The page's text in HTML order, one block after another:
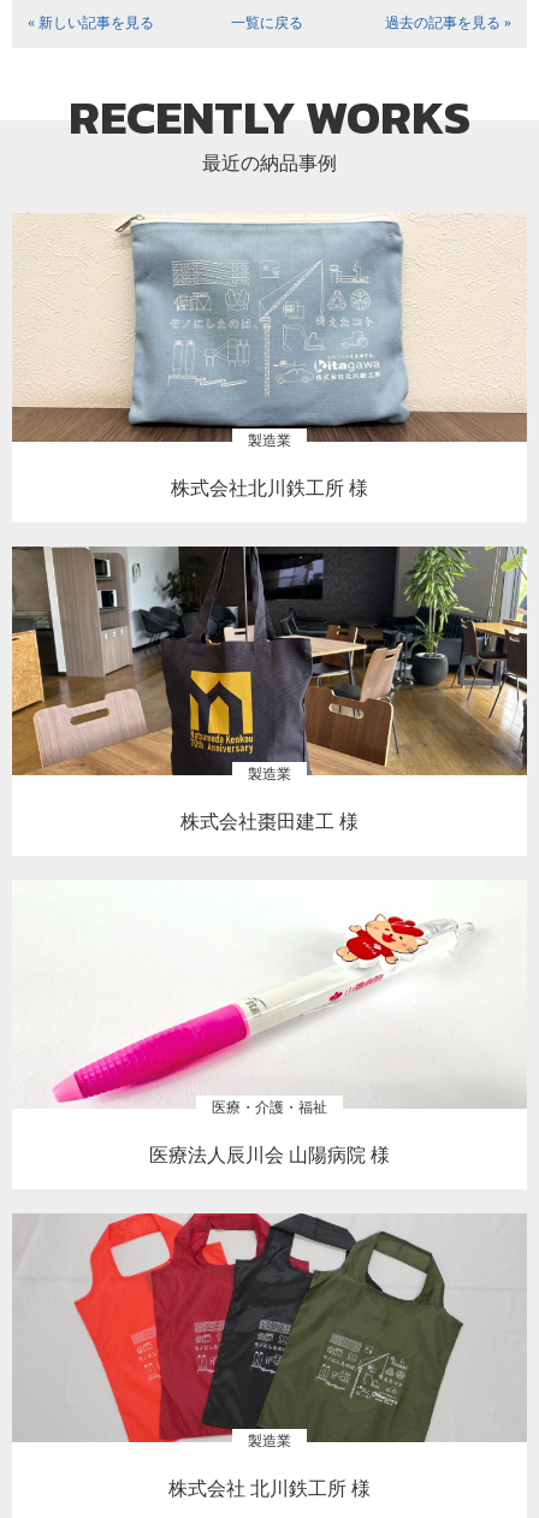
« 新しい記事を見る 一覧に戻る 過去の記事を見る »
RECENTLY WORKS
最近の納品事例
製造業
株式会社北川鉄工所 様
製造業
株式会社棗田建工 様
医療・介護・福祉
医療法人辰川会 山陽病院 様
製造業
株式会社 北川鉄工所 様